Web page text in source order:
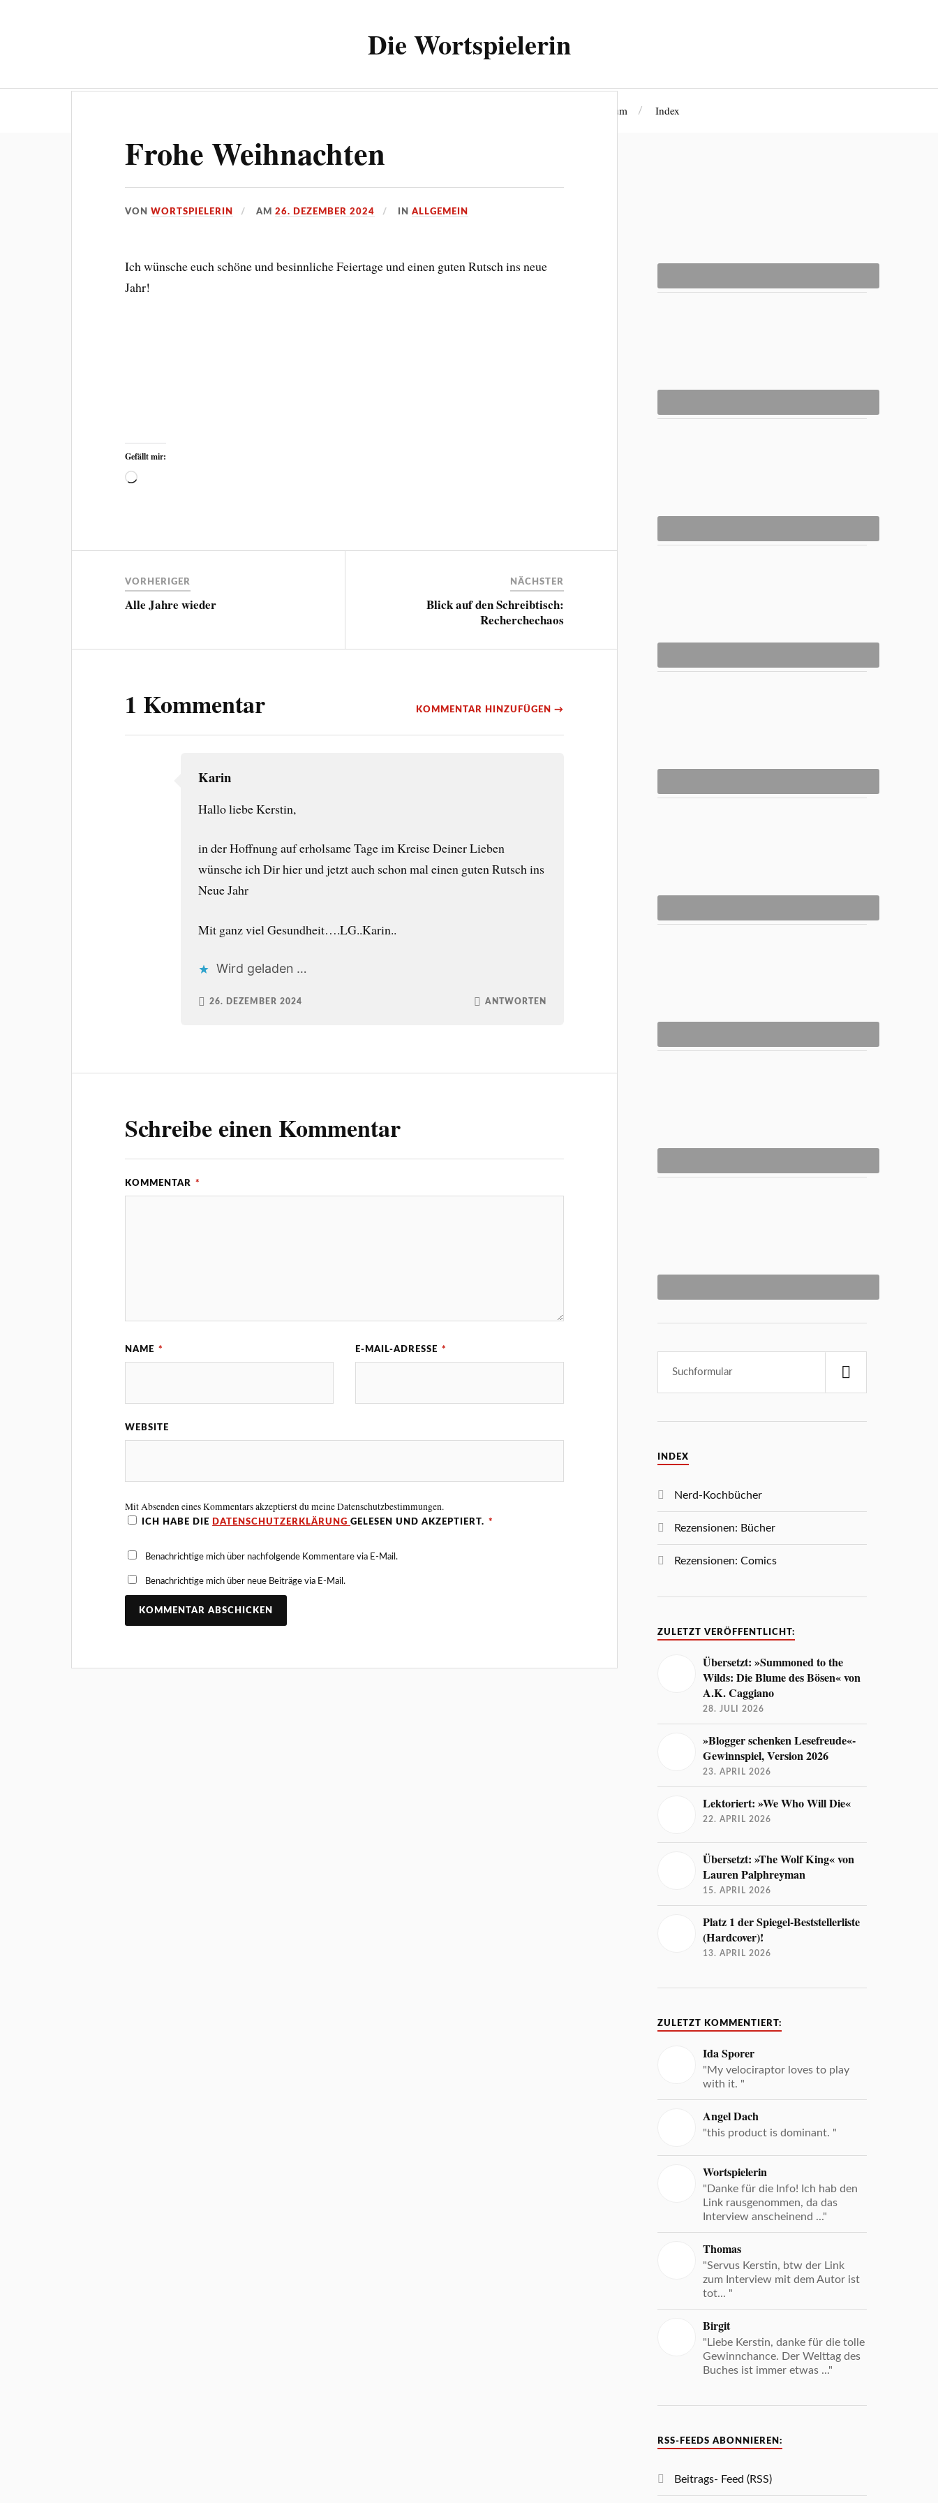
Die Wortspielerin
Impressum Index
Frohe Weihnachten
VONWORTSPIELERIN AM26. DEZEMBER 2024 INALLGEMEIN
Ich wünsche euch schöne und besinnliche Feiertage und einen guten Rutsch ins neue
Jahr!
Gefällt mir:
VORHERIGER
Alle Jahre wieder
NÄCHSTER
Blick auf den Schreibtisch:
Recherchechaos
1 Kommentar KOMMENTAR HINZUFÜGEN →
Karin
Hallo liebe Kerstin,
in der Hoffnung auf erholsame Tage im Kreise Deiner Lieben
wünsche ich Dir hier und jetzt auch schon mal einen guten Rutsch ins
Neue Jahr
Mit ganz viel Gesundheit….LG..Karin..
Wird geladen …
26. DEZEMBER 2024 ANTWORTEN
Schreibe einen Kommentar
KOMMENTAR *
NAME * E-MAIL-ADRESSE *
WEBSITE
Mit Absenden eines Kommentars akzeptierst du meine Datenschutzbestimmungen.
ICH HABE DIE DATENSCHUTZERKLÄRUNGGELESEN UND AKZEPTIERT. *
Benachrichtige mich über nachfolgende Kommentare via E-Mail.
Benachrichtige mich über neue Beiträge via E-Mail.
INDEX
Nerd-Kochbücher
Rezensionen: Bücher
Rezensionen: Comics
ZULETZT VERÖFFENTLICHT:
Übersetzt: »Summoned to the
Wilds: Die Blume des Bösen« von
A.K. Caggiano
28. JULI 2026
»Blogger schenken Lesefreude«-
Gewinnspiel, Version 2026
23. APRIL 2026
Lektoriert: »We Who Will Die«
22. APRIL 2026
Übersetzt: »The Wolf King« von
Lauren Palphreyman
15. APRIL 2026
Platz 1 der Spiegel-Beststellerliste
(Hardcover)!
13. APRIL 2026
ZULETZT KOMMENTIERT:
Ida Sporer
"My velociraptor loves to play
with it. "
Angel Dach
"this product is dominant. "
Wortspielerin
"Danke für die Info! Ich hab den
Link rausgenommen, da das
Interview anscheinend ..."
Thomas
"Servus Kerstin, btw der Link
zum Interview mit dem Autor ist
tot... "
Birgit
"Liebe Kerstin, danke für die tolle
Gewinnchance. Der Welttag des
Buches ist immer etwas ..."
RSS-FEEDS ABONNIEREN:
Beitrags- Feed (RSS)